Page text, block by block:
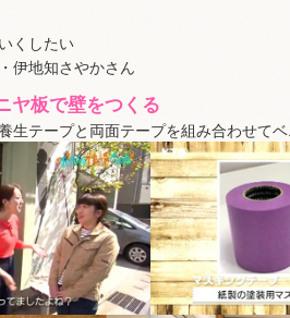
くしたい
伊地知さやかさん
ヤ板で壁をつくる
生テープと両面テープを組み合わせて